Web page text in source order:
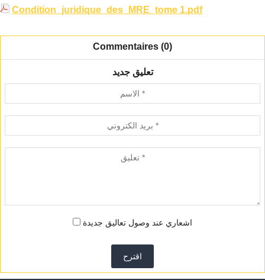
Condition_juridique_des_MRE_tome 1.pdf
Commentaires (0)
تعليق جديد
اشعاري عند وصول تعاليق جديدة
اقترح